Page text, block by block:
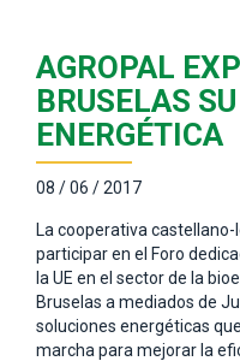
AGROPAL
BRUSELAS
ENERGÉTICA
08 / 06 / 2017
La cooperativa
participar en el Foro
la UE en el sector de la
Bruselas a mediados de
soluciones energéticas
marcha para mejorar la